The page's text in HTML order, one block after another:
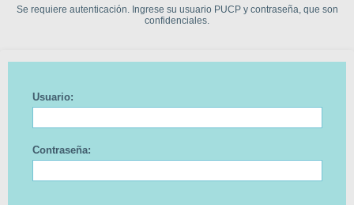
Se requiere autenticación. Ingrese su usuario PUCP y contraseña, que son
confidenciales.
Usuario:
Contraseña: